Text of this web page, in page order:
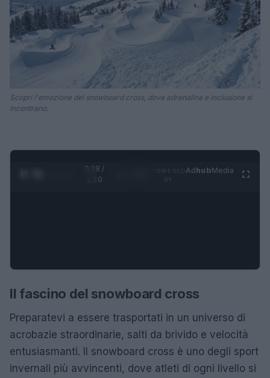
Scopri l'emozione del snowboard cross, dove adrenalina e inclusione si
incontrano.
0:28 /
1:20
AdhubMedia
Il fascino del snowboard cross
Preparatevi a essere trasportati in un universo di
acrobazie straordinarie, salti da brivido e velocità
entusiasmanti. Il snowboard cross è uno degli sport
invernali più avvincenti, dove atleti di ogni livello si